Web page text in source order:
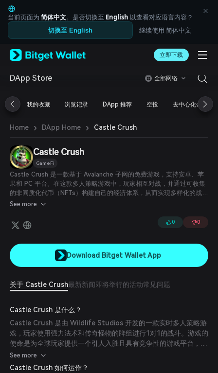
English
日本語
Tiếng Việt
Русский
Español (Latinoamérica)
Türkçe
Français
简体中文
繁體中文
Bahasa Indonesia
ภาษาไทย
العربية
हिन्दी
বাংলা
Español
Português (Brasil)
Español (Argentina)
当前页面为 简体中文。是否切换至 English 以查看对应语言内容？
切换至 English 继续使用 简体中文
立即下载
DApp Store 全部网络
我的收藏 浏览记录 DApp 推荐 空投 去中心化金融
Home › DApp Home › Castle Crush
Castle Crush
GameFi
Castle Crush 是一款基于 Avalanche 子网的免费游戏，支持安卓、苹
果和 PC 平台。在这款多人策略游戏中，玩家相互对战，并通过可收集
的非同质化代币（NFTs）构建自己的经济体系，从而实现多样化的战斗
策略。
See more
0 0
Download Bitget Wallet App
关于 Castle Crush最新新闻即将举行的活动常见问题
Castle Crush 是什么？
Castle Crush 是由 Wildlife Studios 开发的一款实时多人策略游
戏，玩家使用强力法术和传奇怪物的牌组进行1对1的战斗。游戏的
使命是为全球玩家提供一个引人入胜且具有竞争性的游戏平台，结
合策略牌组构建与快速战斗。(
See more
Castle Crush 如何运作？